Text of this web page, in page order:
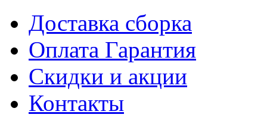
Доставка сборка
Оплата Гарантия
Скидки и акции
Контакты